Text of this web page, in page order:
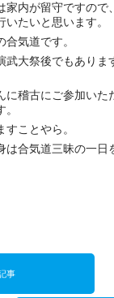
家内が留守ですので
たいと思います。
気道です。
武大祭後でもありま
に稽古にご参加いた
ことやら。
合気道三昧の一日
事